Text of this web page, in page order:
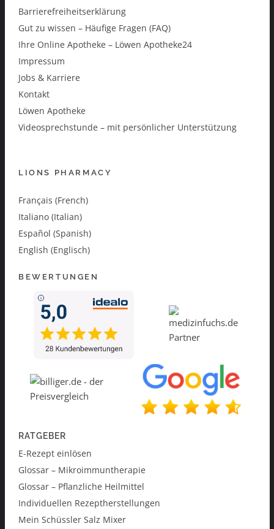
Barrierefreiheitserklärung
Gut zu wissen – Häufige Fragen (FAQ)
Ihre Online Apotheke – Löwen Apotheke24
Impressum
Jobs & Karriere
Kontakt
Löwen Apotheke
Videosprechstunde – mit persönlicher Unterstützung
LIONS PHARMACY
Français (French)
Italiano (Italian)
Español (Spanish)
English (Englisch)
BEWERTUNGEN
RATGEBER
E-Rezept einlösen
Glossar – Mikroimmuntherapie
Glossar – Pflanzliche Heilmittel
Individuellen Rezeptherstellungen
Mein Schüssler Salz Mixer